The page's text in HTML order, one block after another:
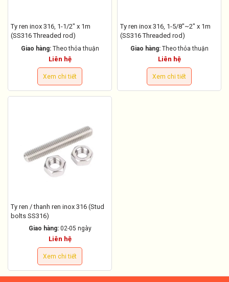
Ty ren inox 316, 1-1/2" x 1m
(SS316 Threaded rod)
Giao hàng: Theo thỏa thuận
Liên hệ
Xem chi tiết
Ty ren inox 316, 1-5/8"~2" x 1m
(SS316 Threaded rod)
Giao hàng: Theo thỏa thuận
Liên hệ
Xem chi tiết
Ty ren / thanh ren inox 316 (Stud
bolts SS316)
Giao hàng: 02-05 ngày
Liên hệ
Xem chi tiết